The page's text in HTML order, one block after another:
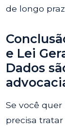
de longo
e Lei
Dados
Se você
precisa